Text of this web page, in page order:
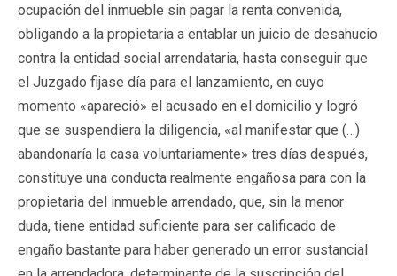
ocupación del inmueble sin pagar la renta convenida,
obligando a la propietaria a entablar un juicio de desahucio
contra la entidad social arrendataria, hasta conseguir que
el Juzgado fijase día para el lanzamiento, en cuyo
momento «apareció» el acusado en el domicilio y logró
que se suspendiera la diligencia, «al manifestar que (…)
abandonaría la casa voluntariamente» tres días después,
constituye una conducta realmente engañosa para con la
propietaria del inmueble arrendado, que, sin la menor
duda, tiene entidad suficiente para ser calificado de
engaño bastante para haber generado un error sustancial